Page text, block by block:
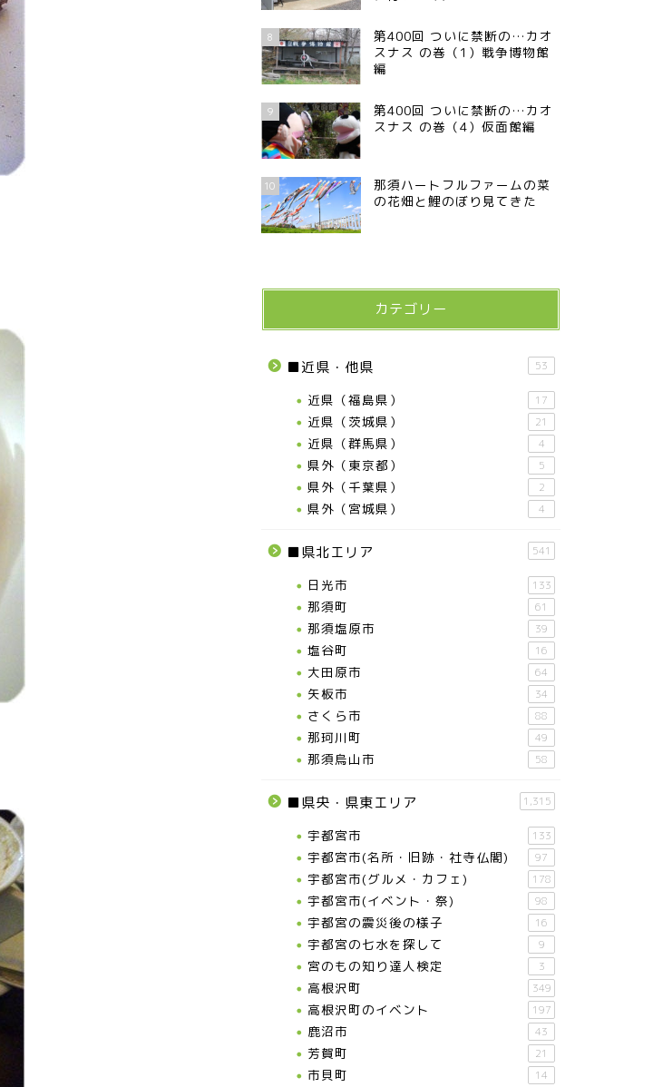
8
第400回 ついに禁断の…カオ
スナス の巻（1）戦争博物館
編
9
第400回 ついに禁断の…カオ
スナス の巻（4）仮面館編
10
那須ハートフルファームの菜
の花畑と鯉のぼり見てきた
カテゴリー
■近県・他県 53
近県（福島県） 17
近県（茨城県） 21
近県（群馬県） 4
県外（東京都） 5
県外（千葉県） 2
県外（宮城県） 4
■県北エリア 541
日光市 133
那須町 61
那須塩原市 39
塩谷町 16
大田原市 64
矢板市 34
さくら市 88
那珂川町 49
那須烏山市 58
■県央・県東エリア 1,315
宇都宮市 133
宇都宮市(名所・旧跡・社寺仏閣) 97
宇都宮市(グルメ・カフェ) 178
宇都宮市(イベント・祭) 98
宇都宮の震災後の様子 16
宇都宮の七水を探して 9
宮のもの知り達人検定 3
高根沢町 349
高根沢町のイベント 197
鹿沼市 43
芳賀町 21
市貝町 14